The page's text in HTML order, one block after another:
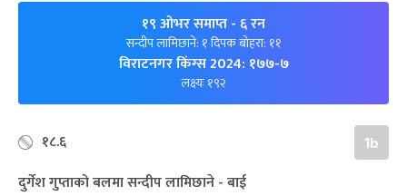
१९ ओभर समाप्त- ६ रन
सन्दीप लामिछाने: १ दिपक बोहरा: ११
विराटनगर किंग्स 2024: १७७-७
लक्ष्यः १९२
१८.६ 1b
दुर्गेश गुप्ताको बलमा सन्दीप लामिछाने - बाई